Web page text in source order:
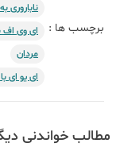
برچسب ها :
ناباروری
ای وی اف
مردان
ای یو ای
مطالب خواندنی